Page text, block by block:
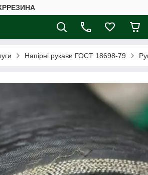
Напірні рукави ГОСТ 18698-79